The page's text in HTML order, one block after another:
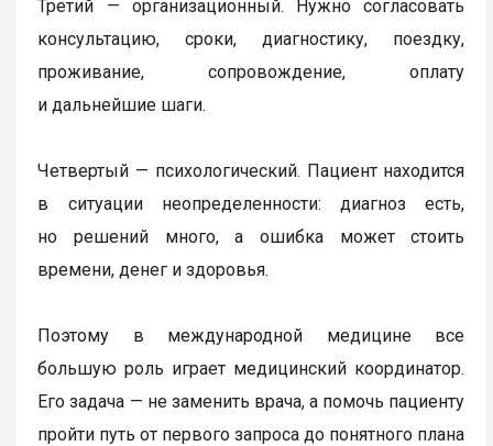
Третий — организационный. Нужно согласовать
консультацию, сроки, диагностику, поездку,
проживание, сопровождение, оплату
и дальнейшие шаги.
Четвертый — психологический. Пациент находится
в ситуации неопределенности: диагноз есть,
но решений много, а ошибка может стоить
времени, денег и здоровья.
Поэтому в международной медицине все
большую роль играет медицинский координатор.
Его задача — не заменить врача, а помочь пациенту
пройти путь от первого запроса до понятного плана